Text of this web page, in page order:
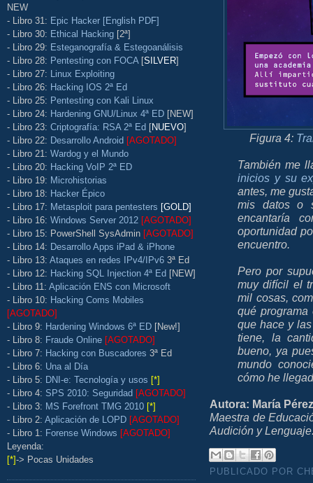
NEW
- Libro 31: Epic Hacker [English PDF]
- Libro 30: Ethical Hacking [2ª]
- Libro 29: Esteganografía & Estegoanálisis
- Libro 28: Pentesting con FOCA [SILVER]
- Libro 27: Linux Exploiting
- Libro 26: Hacking IOS 2ª Ed
- Libro 25: Pentesting con Kali Linux
- Libro 24: Hardening GNU/Linux 4ª ED [NEW]
- Libro 23: Criptografía: RSA 2ª Ed [NUEVO]
- Libro 22: Desarrollo Android [AGOTADO]
- Libro 21: Wardog y el Mundo
- Libro 20: Hacking VoIP 2ª ED
- Libro 19: Microhistorias
- Libro 18: Hacker Épico
- Libro 17: Metasploit para pentesters [GOLD]
- Libro 16: Windows Server 2012 [AGOTADO]
- Libro 15: PowerShell SysAdmin [AGOTADO]
- Libro 14: Desarrollo Apps iPad & iPhone
- Libro 13: Ataques en redes IPv4/IPv6 3ª Ed
- Libro 12: Hacking SQL Injection 4ª Ed [NEW]
- Libro 11: Aplicación ENS con Microsoft
- Libro 10: Hacking Coms Mobiles
[AGOTADO]
- Libro 9: Hardening Windows 6ª ED [New!]
- Libro 8: Fraude Online [AGOTADO]
- Libro 7: Hacking con Buscadores 3ª Ed
- Libro 6: Una al Día
- Libro 5: DNI-e: Tecnología y usos [*]
- Libro 4: SPS 2010: Seguridad [AGOTADO]
- Libro 3: MS Forefront TMG 2010 [*]
- Libro 2: Aplicación de LOPD [AGOTADO]
- Libro 1: Forense Windows [AGOTADO]
Leyenda:
[*]-> Pocas Unidades
Figura 4:
También me
inicios y su
antes, me
mis datos o
encantaría
oportunidad
encuentro.
Pero por
muy difícil el
mil cosas,
qué programa
que hace y
tiene, la
bueno, ya
mundo
cómo he
Autora: María
Maestra de
Audición y
PUBLICADO POR